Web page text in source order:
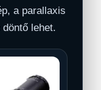
a parallaxis
lehet.